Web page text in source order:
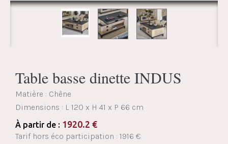
Table basse dinette INDUS
Matière : Chêne
Dimensions : L 120 x H 41 x P 66 cm
À partir de : 1920.2 €
Tarif hors éco participation : 1916 €